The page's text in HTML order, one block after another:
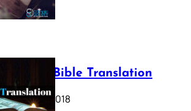
Webster Bible Translation
October 11, 2018